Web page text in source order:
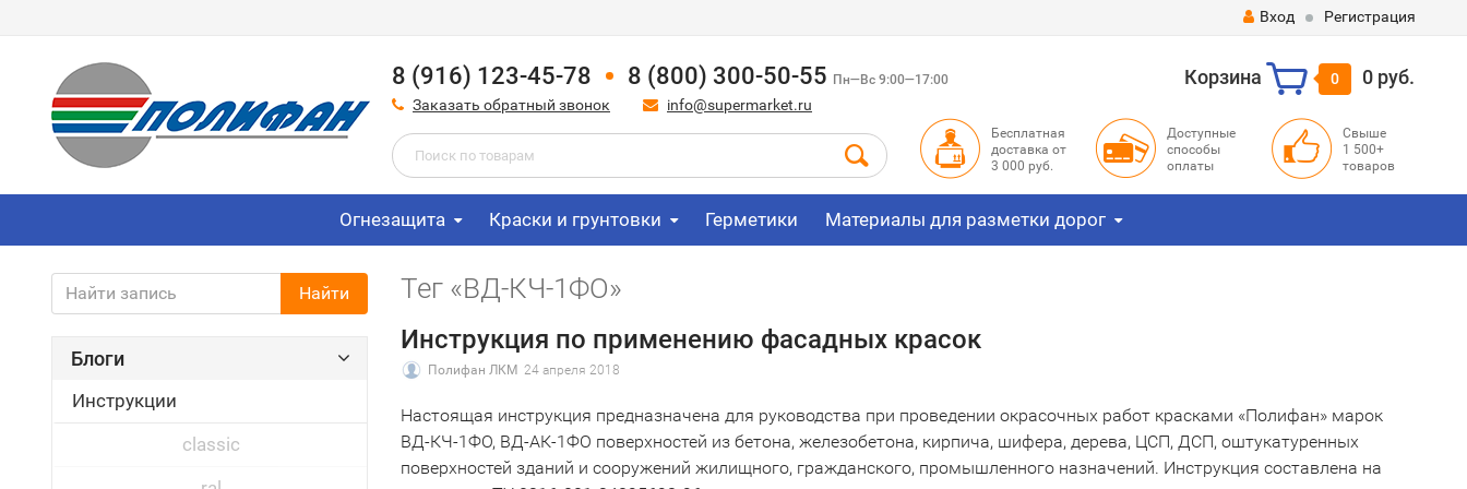
Вход Регистрация
8 (916) 123-45-78 8 (800) 300-50-55 Пн—Вс 9:00—17:00
Заказать обратный звонок info@supermarket.ru
Корзина 0 0 руб.
Бесплатная
доставка от
3 000 руб.
Доступные
способы
оплаты
Свыше
1 500+
товаров
Огнезащита Краски и грунтовки Герметики Материалы для разметки дорог
Найти
Блоги
Инструкции
classic
Тег «ВД-КЧ-1ФО»
Инструкция по применению фасадных красок
Полифан ЛКМ 24 апреля 2018
Настоящая инструкция предназначена для руководства при проведении окрасочных работ красками «Полифан» марок
ВД-КЧ-1ФО, ВД-АК-1ФО поверхностей из бетона, железобетона, кирпича, шифера, дерева, ЦСП, ДСП, оштукатуренных
поверхностей зданий и сооружений жилищного, гражданского, промышленного назначений. Инструкция составлена на